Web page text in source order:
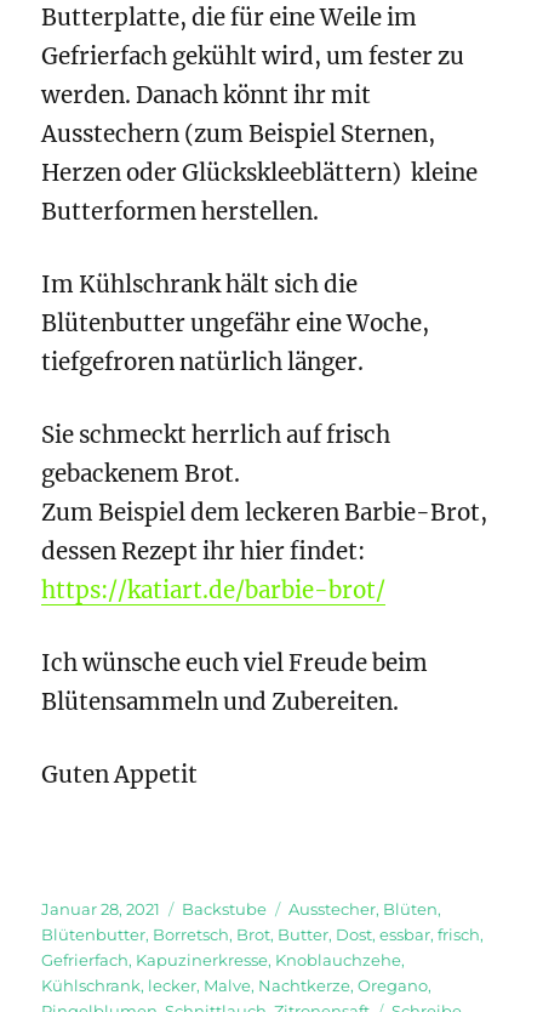
Butterplatte, die für eine Weile im
Gefrierfach gekühlt wird, um fester zu
werden. Danach könnt ihr mit
Ausstechern (zum Beispiel Sternen,
Herzen oder Glückskleeblättern) kleine
Butterformen herstellen.
Im Kühlschrank hält sich die
Blütenbutter ungefähr eine Woche,
tiefgefroren natürlich länger.
Sie schmeckt herrlich auf frisch
gebackenem Brot.
Zum Beispiel dem leckeren Barbie-Brot,
dessen Rezept ihr hier findet:
https://katiart.de/barbie-brot/
Ich wünsche euch viel Freude beim
Blütensammeln und Zubereiten.
Guten Appetit
Veröffentlicht
am
Januar 28, 2021 Kategorien
Backstube Schlagwörter
Ausstecher, Blüten,
Blütenbutter, Borretsch, Brot, Butter, Dost,essbar,frisch,
Gefrierfach, Kapuzinerkresse, Knoblauchzehe,
Kühlschrank, lecker, Malve, Nachtkerze,Oregano,